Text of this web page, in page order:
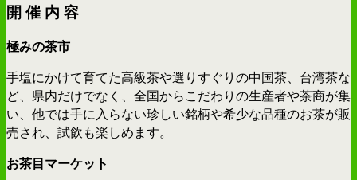
開 催 内 容
極みの茶市
手塩にかけて育てた高級茶や選りすぐりの中国茶、台湾茶な
ど、県内だけでなく、全国からこだわりの生産者や茶商が集
い、他では手に入らない珍しい銘柄や希少な品種のお茶が販
売され、試飲も楽しめます。
お茶目マーケット